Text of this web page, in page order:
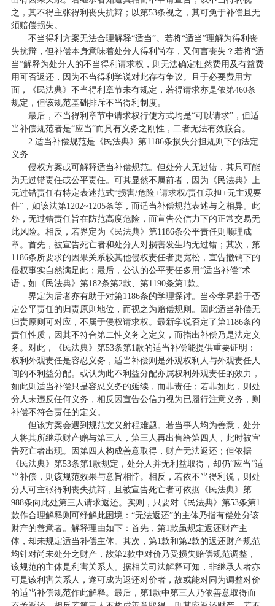
之，其不得主张得利丧失抗辩；以第53条视之，其可免于补偿且无
须赔偿损失。
不当得利方案无法合理解释“适当”。若将“适当”理解为得利丧
失抗辩，但补偿本身意味着处分人得利尚存，又何言丧失？若将“适
当”解释为处分人的不当得利请求权，则无法确定枉然费用及有益费
用可否返还，因为不当得利学说对此存有争议。且于必要费用方
面，《民法典》不当得利章节未有规定，若得请求亦是依第460条
规定，但该规范基础排斥不当得利制度。
最后，不当得利章节中请求权行使方式均是“可以请求”，但适
当补偿规范者是“应当”而具有义务之刚性，二者无法有效嵌合。
2.适当补偿规范是《民法典》第1186条损失分担规则下的法定
义务
侵权方案或可解释适当补偿规范。但处分人无过错，其只可能
为无过错责任或公平责任。可其显然不属前者，因为《民法典》上
无过错责任有特定表述范式“损害/危险+请求权/责任承担+无主观要
件”，如该法第1202~1205条等，而适当补偿规范表述与之相异。此
外，无过错责任旨在防范高度危险，而宣告公信力下的正常交易无
此风险。相反，若界定为《民法典》第1186条公平责任则顺理成
章。首先，被宣告死亡者和处分人对损害发生均无过错；其次，第
1186条所要求的因果关系较其他侵权责任者更宽松，宣告撤销下的
侵权事实自然满足此；最后，公认的公平责任多用“适当补偿”术
语，如《民法典》第182条第2款、第1190条第1款。
界定为后者亦有助于对第1186条的学理探讨。当今学界趋于否
定公平责任的归责原则地位，而视之为赔偿规则。因此适当补偿无
归责原则可对应，不属于侵权请求权。最新学说否定了第1186条的
责任性质，因其不符合第二性义务之定义，而指出补偿乃是法定义
务。对此，《民法典》第53条第1款的适当补偿能提供重要证明：
权利外观责任是容忍义务，适当补偿则是外观权利人与外观责任人
间的不利益分配。或认为此不利益分配亦属权利外观责任的效力，
如此则适当补偿只是容忍义务的延续，而非责任；若非如此，则处
分人未违反任何义务，相反因宣告公信力视为已履行注意义务，则
补偿不符合责任的定义。
但该方案会遇到规范文义射程难题。若当事人均为善意，处分
人将其所继承财产赠与第三人，第三人再出售给第四人，此时被宣
告死亡者出现。因第四人构成善意取得，财产无法返还；但依据
《民法典》第53条第1款规定，处分人并无利益取得，却仍“应当”适
当补偿，则该规范效果与意旨相悖。相反，若依不当得利说，则处
分人可主张得利丧失抗辩，且被宣告死亡者可依据《民法典》第
988条向此处第三人请求返还。实则，只要对《民法典》第53条第1
款作合理解释则可纾解此困境：“无法返还”的主体乃指有偿处分该
财产的善意者。解释理由如下：首先，第1款虽规定返还财产主
体，却未规定适当补偿主体。其次，第1款和第2款的返还财产规范
均针对尚未处分之财产，故第2款中对价乃受损失赔偿规范调整，
该规范的主体是利害关系人。据相关司法解释可知，非继承人者亦
可是该利害关系人，遂可成为返还对价者，故或能对同为调整对价
的适当补偿规范作此解释。最后，第1款中第三人乃依善意取得而